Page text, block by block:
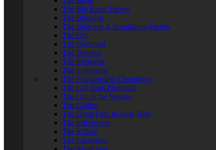
The Big Bang Theory
The Blacklist
The Boleyns: A Scandalous Family
The Cry
The Deceived
The Durrells
The Endgame
The Following
The Frankenstein Chronicles
The Girl from Plainville
The Girl in the Woods
The Glades
The Great Fire: In Real Time
The InBetween
The Killing
The Librarians